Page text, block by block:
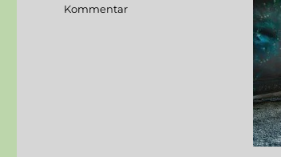
Kommentarzu